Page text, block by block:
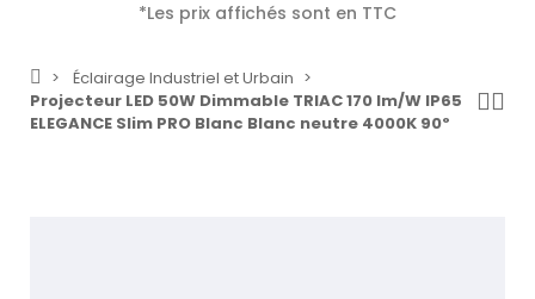
*Les prix affichés sont en TTC
Éclairage Industriel et Urbain
Projecteur LED 50W Dimmable TRIAC 170 lm/W IP65
ELEGANCE Slim PRO Blanc Blanc neutre 4000K 90º